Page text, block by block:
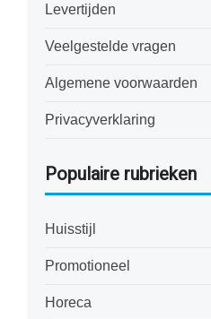
Levertijden
Veelgestelde vragen
Algemene voorwaarden
Privacyverklaring
Populaire rubrieken
Huisstijl
Promotioneel
Horeca